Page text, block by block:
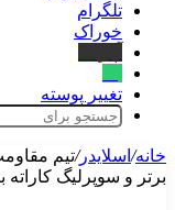
تلگرام
خوراک
تغییر پوسته
خانه/ اسلایدر/تیم
برتر و سوپرلیگ کاراته